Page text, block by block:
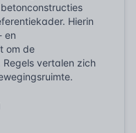
Hierin
en
om de
vertalen zich